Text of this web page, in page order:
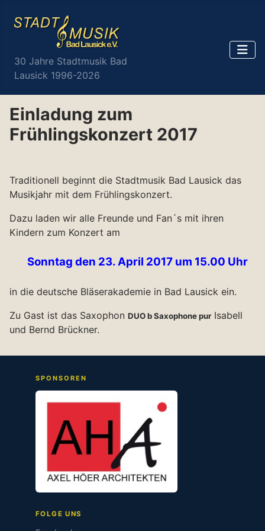
30 Jahre Stadtmusik Bad
Lausick 1996-2026
Einladung zum
Frühlingskonzert 2017
Traditionell beginnt die Stadtmusik Bad Lausick das
Musikjahr mit dem Frühlingskonzert.
Dazu laden wir alle Freunde und Fan´s mit ihren
Kindern zum Konzert am
Sonntag den 23. April 2017 um 15.00 Uhr
in die deutsche Bläserakademie in Bad Lausick ein.
Zu Gast ist das Saxophon DUO b Saxophone purIsabell
und Bernd Brückner.
SPONSOREN
FOLGE UNS